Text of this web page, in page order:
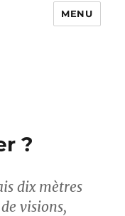
MENU
?
dix mètres
visions,